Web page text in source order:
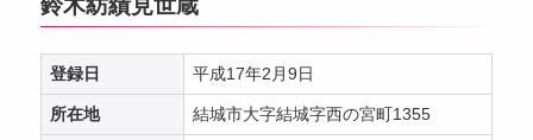
鈴木紡績見世蔵
登録日 平成17年2月9日
所在地 結城市大字結城字西の宮町1355